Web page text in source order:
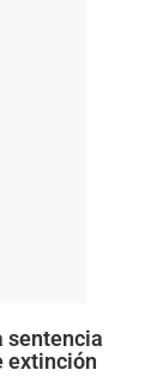
sentencia
extinción